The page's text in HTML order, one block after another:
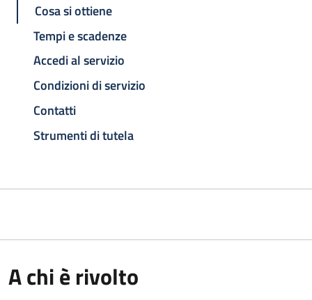
Cosa si ottiene
Tempi e scadenze
Accedi al servizio
Condizioni di servizio
Contatti
Strumenti di tutela
A chi è rivolto